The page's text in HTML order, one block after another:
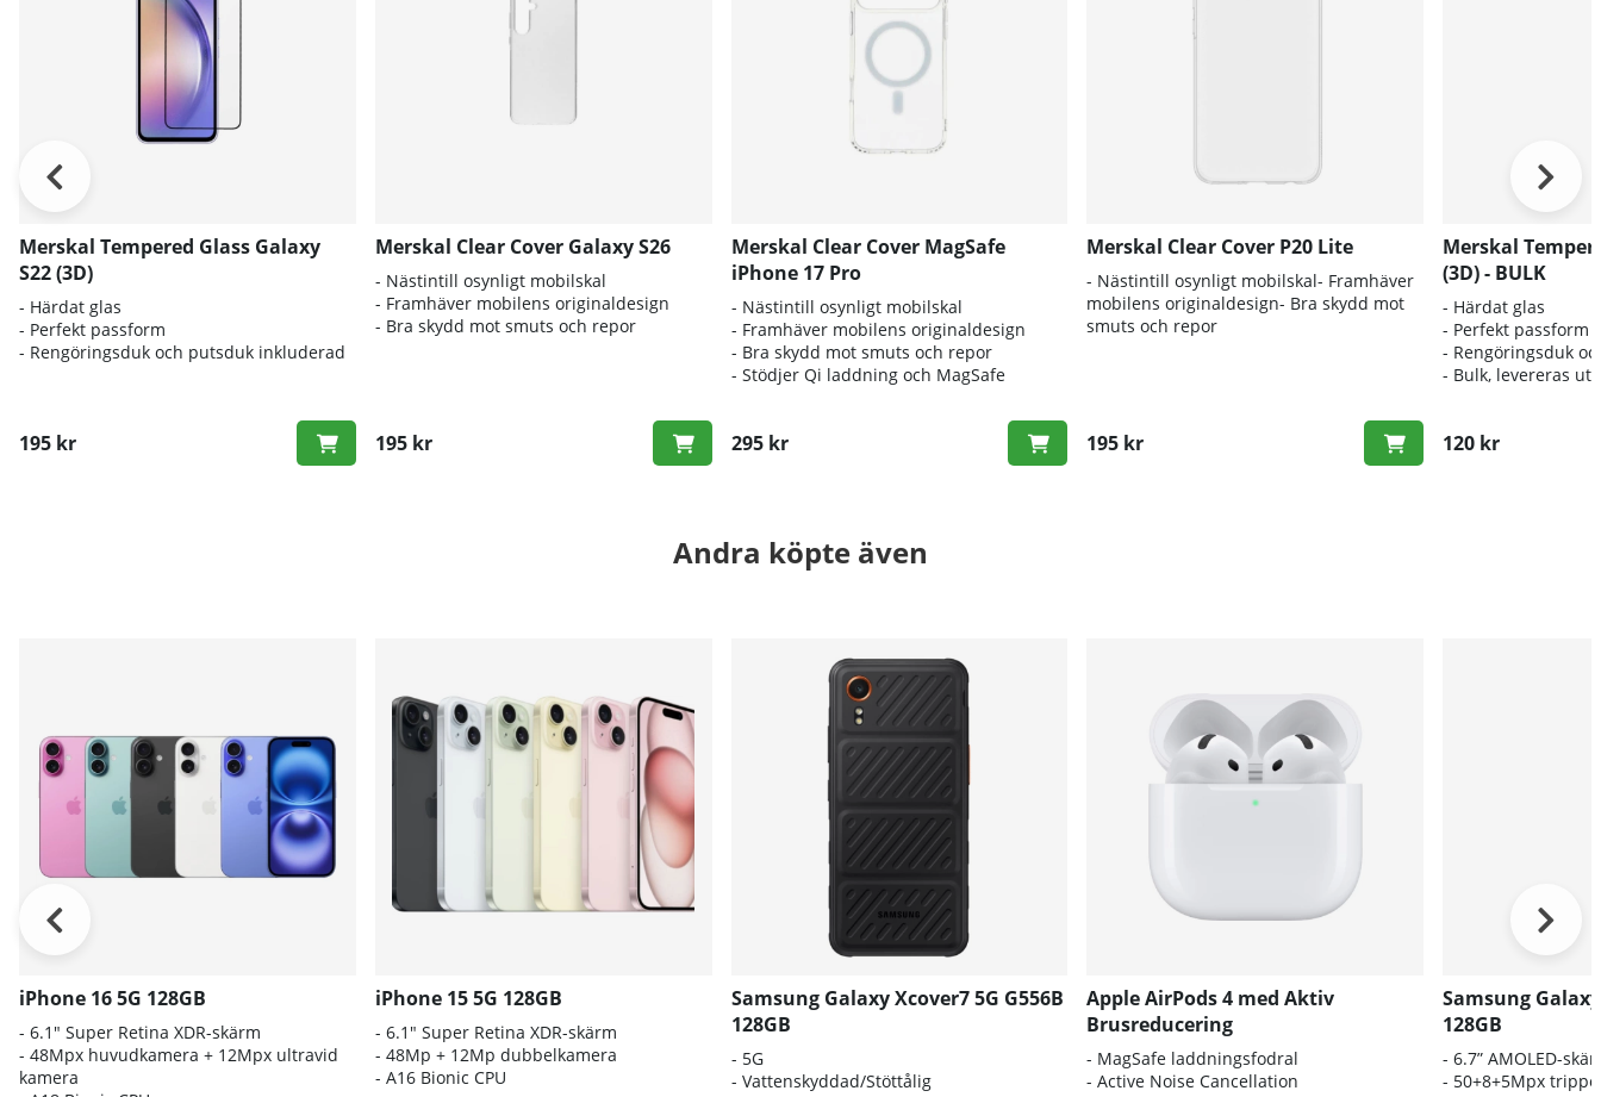
Merskal Tempered Glass Galaxy
S22 (3D)
- Härdat glas
- Perfekt passform
- Rengöringsduk och putsduk inkluderad
195 kr
Merskal Clear Cover Galaxy S26
- Nästintill osynligt mobilskal
- Framhäver mobilens originaldesign
- Bra skydd mot smuts och repor
195 kr
Merskal Clear Cover MagSafe
iPhone 17 Pro
- Nästintill osynligt mobilskal
- Framhäver mobilens originaldesign
- Bra skydd mot smuts och repor
- Stödjer Qi laddning och MagSafe
295 kr
Merskal Clear Cover P20 Lite
- Nästintill osynligt mobilskal- Framhäver
mobilens originaldesign- Bra skydd mot
smuts och repor
195 kr
Merskal
(3D) - BULK
- Härdat glas
- Perfekt passform
- Rengöringsduk
- Bulk, levereras
120 kr
Andra köpte även
iPhone 16 5G 128GB
- 6.1″ Super Retina XDR-skärm
- 48Mpx huvudkamera + 12Mpx ultravid
kamera
iPhone 15 5G 128GB
- 6.1" Super Retina XDR-skärm
- 48Mp + 12Mp dubbelkamera
- A16 Bionic CPU
Samsung Galaxy Xcover7 5G G556B
128GB
- 5G
- Vattenskyddad/Stöttålig
Apple AirPods 4 med Aktiv
Brusreducering
- MagSafe laddningsfodral
- Active Noise Cancellation
Samsung
128GB
- 6.7” AMOLED-
- 50+8+5Mpx